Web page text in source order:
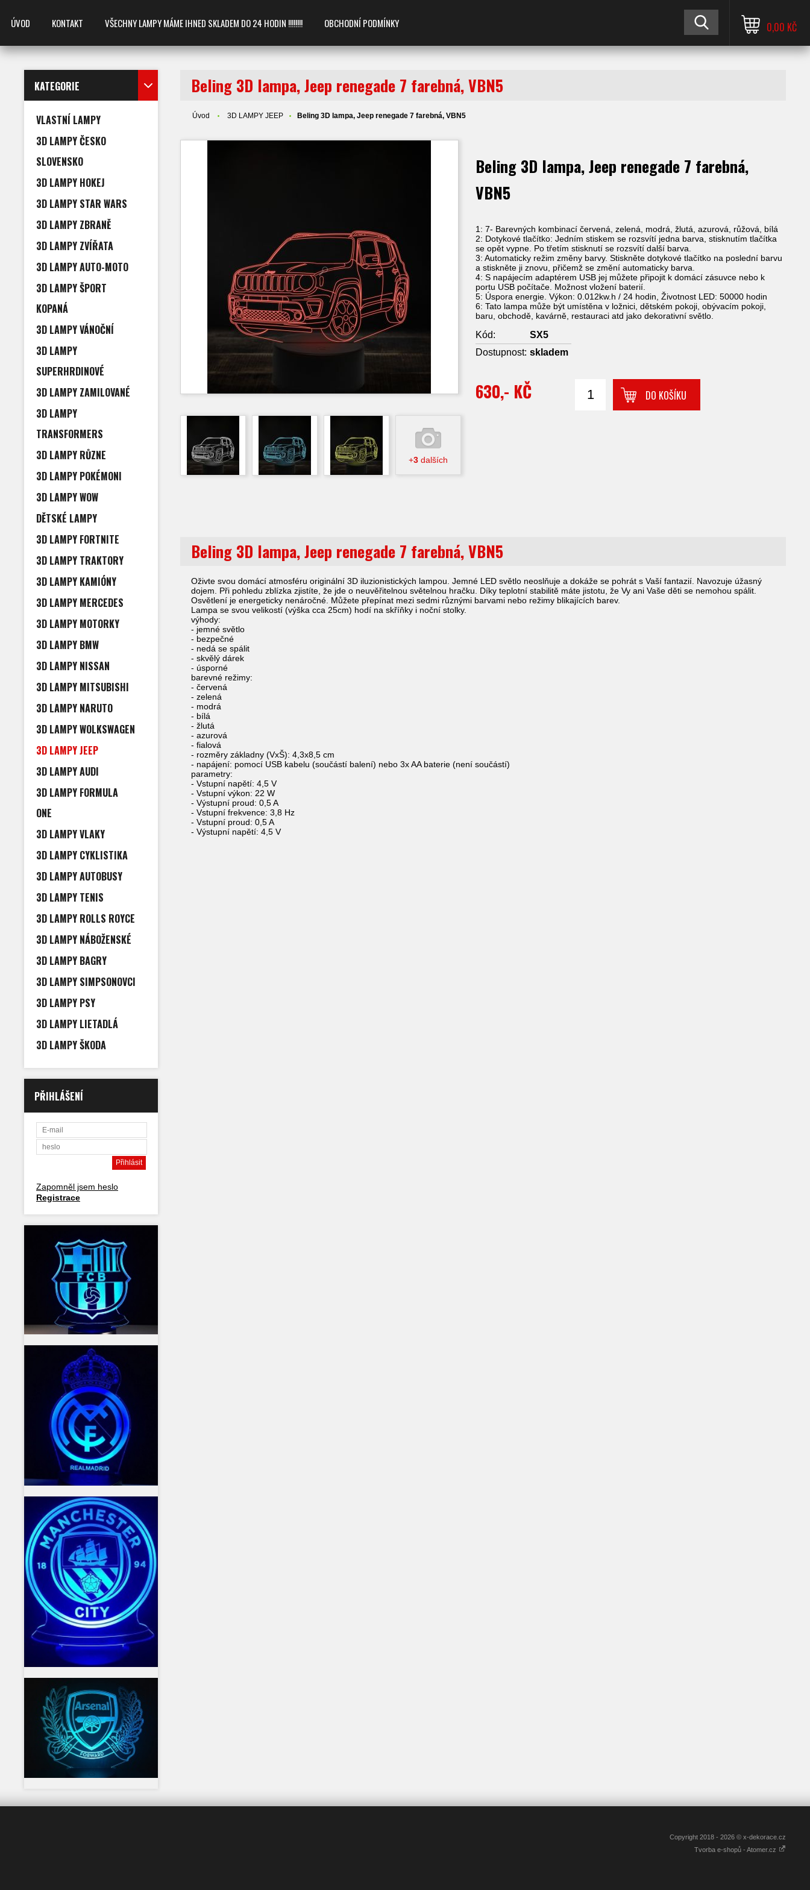
ÚVOD KONTAKT VŠECHNY LAMPY MÁME IHNED SKLADEM DO 24 HODIN !!!!!!!! OBCHODNÍ PODMÍNKY 0,00 KČ
KATEGORIE
VLASTNÍ LAMPY
3D LAMPY ČESKO
SLOVENSKO
3D LAMPY HOKEJ
3D LAMPY STAR WARS
3D LAMPY ZBRANĚ
3D LAMPY ZVÍŘATA
3D LAMPY AUTO-MOTO
3D LAMPY ŠPORT
KOPANÁ
3D LAMPY VÁNOČNÍ
3D LAMPY
SUPERHRDINOVÉ
3D LAMPY ZAMILOVANÉ
3D LAMPY
TRANSFORMERS
3D LAMPY RŮZNE
3D LAMPY POKÉMONI
3D LAMPY WOW
DĚTSKÉ LAMPY
3D LAMPY FORTNITE
3D LAMPY TRAKTORY
3D LAMPY KAMIÓNY
3D LAMPY MERCEDES
3D LAMPY MOTORKY
3D LAMPY BMW
3D LAMPY NISSAN
3D LAMPY MITSUBISHI
3D LAMPY NARUTO
3D LAMPY WOLKSWAGEN
3D LAMPY JEEP
3D LAMPY AUDI
3D LAMPY FORMULA
ONE
3D LAMPY VLAKY
3D LAMPY CYKLISTIKA
3D LAMPY AUTOBUSY
3D LAMPY TENIS
3D LAMPY ROLLS ROYCE
3D LAMPY NÁBOŽENSKÉ
3D LAMPY BAGRY
3D LAMPY SIMPSONOVCI
3D LAMPY PSY
3D LAMPY LIETADLÁ
3D LAMPY ŠKODA
PŘIHLÁŠENÍ
Zapomněl jsem heslo
Registrace
Beling 3D lampa, Jeep renegade 7 farebná, VBN5
Úvod 3D LAMPY JEEP Beling 3D lampa, Jeep renegade 7 farebná, VBN5
+3 dalších
Beling 3D lampa, Jeep renegade 7 farebná,
VBN5
1: 7- Barevných kombinací červená, zelená, modrá, žlutá, azurová, růžová, bílá
2: Dotykové tlačítko: Jedním stiskem se rozsvítí jedna barva, stisknutím tlačítka
se opět vypne. Po třetím stisknutí se rozsvítí další barva.
3: Automaticky režim změny barvy. Stiskněte dotykové tlačítko na poslední barvu
a stiskněte ji znovu, přičemž se změní automaticky barva.
4: S napájecím adaptérem USB jej můžete připojit k domácí zásuvce nebo k
portu USB počítače. Možnost vložení baterií.
5: Úspora energie. Výkon: 0.012kw.h / 24 hodin, Životnost LED: 50000 hodin
6: Tato lampa může být umístěna v ložnici, dětském pokoji, obývacím pokoji,
baru, obchodě, kavárně, restauraci atd jako dekorativní světlo.
Kód:
SX5
Dostupnost: skladem
630,- KČ DO KOŠÍKU
Beling 3D lampa, Jeep renegade 7 farebná, VBN5
Oživte svou domácí atmosféru originální 3D iluzionistických lampou. Jemné LED světlo neoslňuje a dokáže se pohrát s Vaší fantazií. Navozuje úžasný
dojem. Při pohledu zblízka zjistíte, že jde o neuvěřitelnou světelnou hračku. Díky teplotní stabilitě máte jistotu, že Vy ani Vaše děti se nemohou spálit.
Osvětlení je energeticky nenáročné. Můžete přepínat mezi sedmi různými barvami nebo režimy blikajících barev.
Lampa se svou velikostí (výška cca 25cm) hodí na skříňky i noční stolky.
výhody:
- jemné světlo
- bezpečné
- nedá se spálit
- skvělý dárek
- úsporné
barevné režimy:
- červená
- zelená
- modrá
- bílá
- žlutá
- azurová
- fialová
- rozměry základny (VxŠ): 4,3x8,5 cm
- napájení: pomocí USB kabelu (součástí balení) nebo 3x AA baterie (není součástí)
parametry:
- Vstupní napětí: 4,5 V
- Vstupní výkon: 22 W
- Výstupní proud: 0,5 A
- Vstupní frekvence: 3,8 Hz
- Vstupní proud: 0,5 A
- Výstupní napětí: 4,5 V
Copyright 2018 - 2026 © x-dekorace.cz
Tvorba e-shopů - Atomer.cz